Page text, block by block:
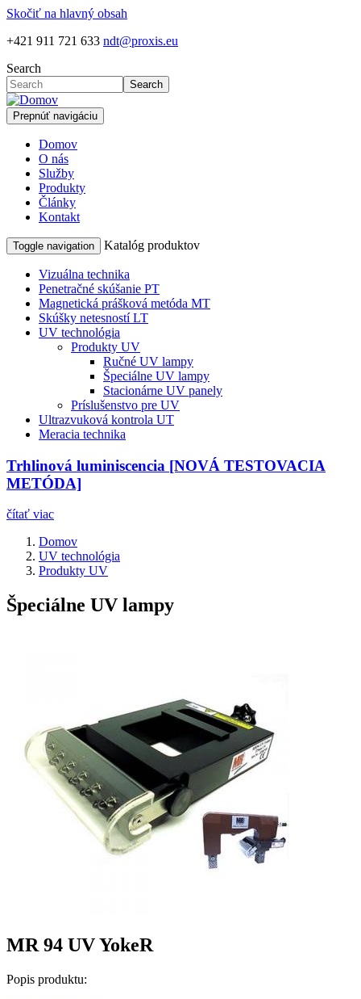
Skočiť na hlavný obsah
+421 911 721 633 ndt@proxis.eu
Search
Search
Prepnúť navigáciu
Domov
O nás
Služby
Produkty
Články
Kontakt
Toggle navigation Katalóg produktov
Vizuálna technika
Penetračné skúšanie PT
Magnetická prášková metóda MT
Skúšky netesností LT
UV technológia
Produkty UV
Ručné UV lampy
Špeciálne UV lampy
Stacionárne UV panely
Príslušenstvo pre UV
Ultrazvuková kontrola UT
Meracia technika
Trhlinová luminiscencia [NOVÁ TESTOVACIA
METÓDA]
čítať viac
Domov
UV technológia
Produkty UV
Špeciálne UV lampy
MR 94 UV YokeR
Popis produktu: